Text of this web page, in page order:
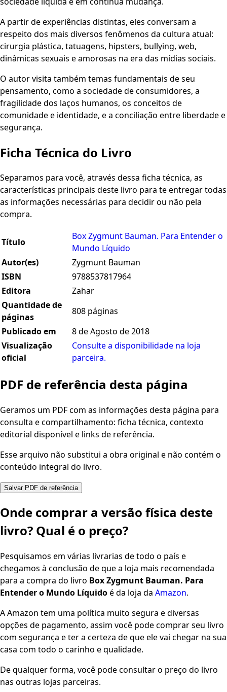
A partir de experiências distintas, eles conversam a
respeito dos mais diversos fenômenos da cultura atual:
cirurgia plástica, tatuagens, hipsters, bullying, web,
dinâmicas sexuais e amorosas na era das mídias sociais.
O autor visita também temas fundamentais de seu
pensamento, como a sociedade de consumidores, a
fragilidade dos laços humanos, os conceitos de
comunidade e identidade, e a conciliação entre liberdade e
segurança.
Ficha Técnica do Livro
Separamos para você, através dessa ficha técnica, as
características principais deste livro para te entregar todas
as informações necessárias para decidir ou não pela
compra.
Título
Box Zygmunt Bauman. Para Entender o
Mundo Líquido
Autor(es)
Zygmunt Bauman
ISBN
9788537817964
Editora
Zahar
Quantidade de
páginas
808 páginas
Publicado em
8 de Agosto de 2018
Visualização
oficial
Consulte a disponibilidade na loja
parceira.
PDF de referência desta página
Geramos um PDF com as informações desta página para
consulta e compartilhamento: ficha técnica, contexto
editorial disponível e links de referência.
Esse arquivo não substitui a obra original e não contém o
conteúdo integral do livro.
Salvar PDF de referência
Onde comprar a versão física deste
livro? Qual é o preço?
Pesquisamos em várias livrarias de todo o país e
chegamos à conclusão de que a loja mais recomendada
para a compra do livro Box Zygmunt Bauman. Para
Entender o Mundo Líquidoé da loja da Amazon.
A Amazon tem uma política muito segura e diversas
opções de pagamento, assim você pode comprar seu livro
com segurança e ter a certeza de que ele vai chegar na sua
casa com todo o carinho e qualidade.
De qualquer forma, você pode consultar o preço do livro
nas outras lojas parceiras.